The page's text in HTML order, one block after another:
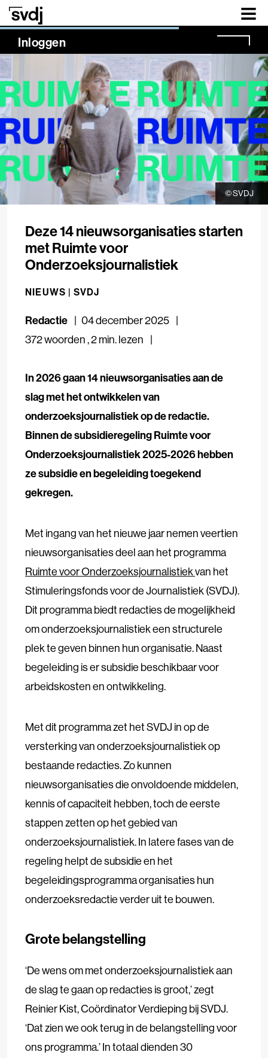
Naar hoofdinhoud
Inloggen
NaN%
© SVDJ
Deze 14 nieuwsorganisaties starten
met Ruimte voor
Onderzoeksjournalistiek
NIEUWS | SVDJ
Redactie
04 december 2025
372 woorden,2 min. lezen
In 2026 gaan 14 nieuwsorganisaties aan de
slag met het ontwikkelen van
onderzoeksjournalistiek op de redactie.
Binnen de subsidieregeling Ruimte voor
Onderzoeksjournalistiek 2025-2026 hebben
ze subsidie en begeleiding toegekend
gekregen.
Met ingang van het nieuwe jaar nemen veertien
nieuwsorganisaties deel aan het programma
Ruimte voor Onderzoeksjournalistiekvan het
Stimuleringsfonds voor de Journalistiek (SVDJ).
Dit programma biedt redacties de mogelijkheid
om onderzoeksjournalistiek een structurele
plek te geven binnen hun organisatie. Naast
begeleiding is er subsidie beschikbaar voor
arbeidskosten en ontwikkeling.
Met dit programma zet het SVDJ in op de
versterking van onderzoeksjournalistiek op
bestaande redacties. Zo kunnen
nieuwsorganisaties die onvoldoende middelen,
kennis of capaciteit hebben, toch de eerste
stappen zetten op het gebied van
onderzoeksjournalistiek. In latere fases van de
regeling helpt de subsidie en het
begeleidingsprogramma organisaties hun
onderzoeksredactie verder uit te bouwen.
Grote belangstelling
‘De wens om met onderzoeksjournalistiek aan
de slag te gaan op redacties is groot,’ zegt
Reinier Kist, Coördinator Verdieping bij SVDJ.
‘Dat zien we ook terug in de belangstelling voor
ons programma.’ In totaal dienden 30